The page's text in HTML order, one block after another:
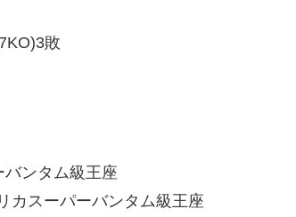
敗
ンタム級王座
カスーパーバンタム級王座